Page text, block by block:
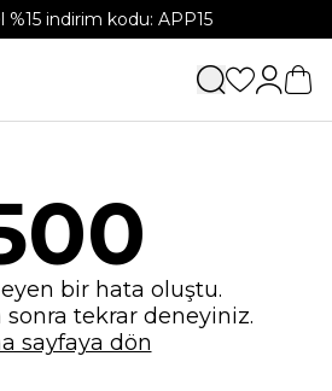
indirim kodu: APP15
bir hata oluştu.
tekrar deneyiniz.
sayfaya dön